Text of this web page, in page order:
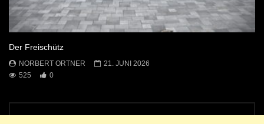
Der Freischütz
NORBERT ORTNER
21. JUNI 2026
525
0